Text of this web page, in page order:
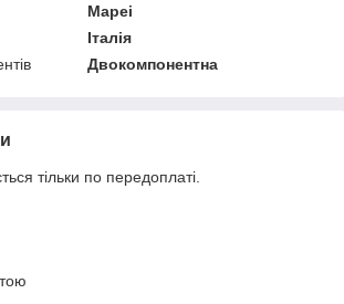
Mapei
Італія
Двокомпонентна
тільки по передоплаті.